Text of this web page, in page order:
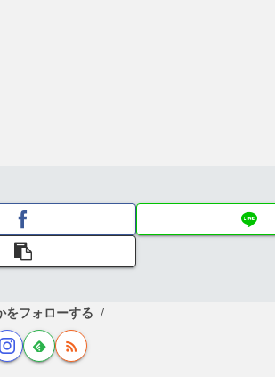
をフォローする